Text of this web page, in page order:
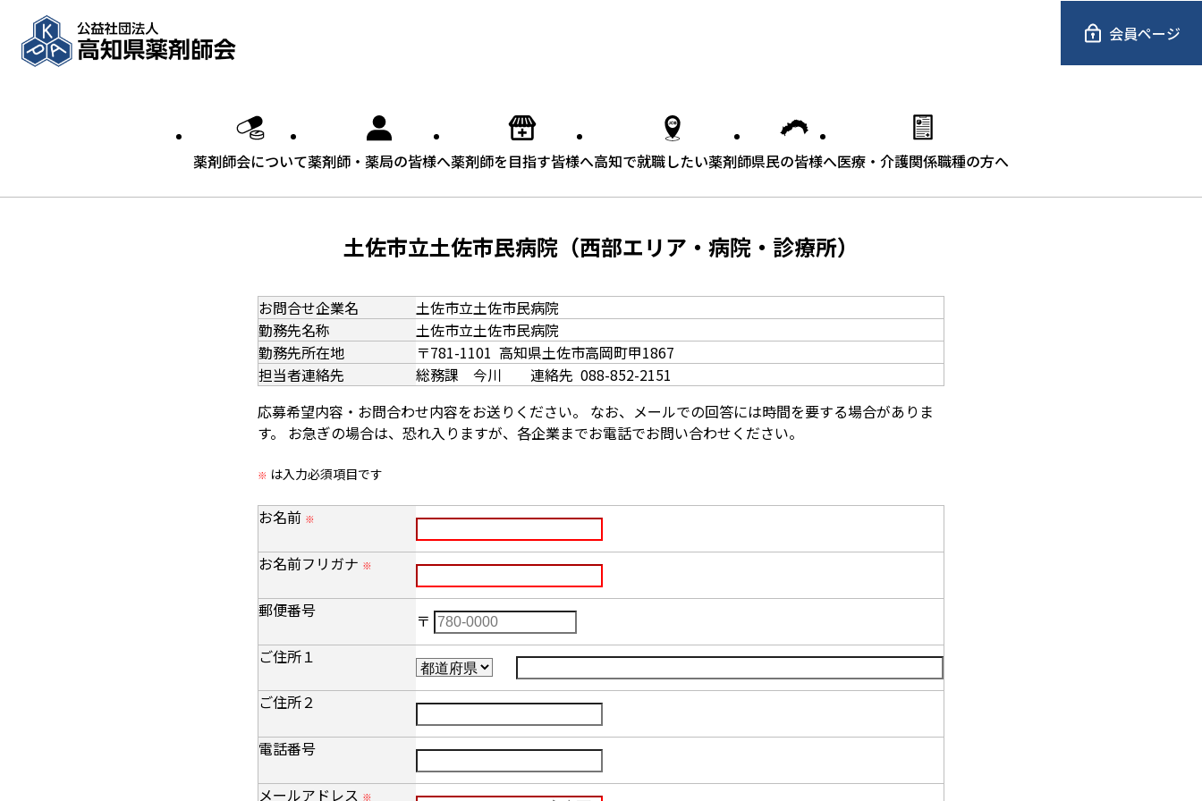
内容をスキップ
会員ページ
薬剤師会について薬剤師・薬局の皆様へ薬剤師を目指す皆様へ高知で就職したい薬剤師県民の皆様へ医療・介護関係職種の方へ
土佐市立土佐市民病院 （西部エリア・病院・診療所）
お問合せ企業名
土佐市立土佐市民病院
勤務先名称
土佐市立土佐市民病院
勤務先所在地
〒781-1101 高知県土佐市高岡町甲1867
担当者連絡先
総務課 今川 連絡先 088-852-2151
応募希望内容・お問合わせ内容をお送りください。 なお、メールでの回答には時間を要する場合がありま
す。 お急ぎの場合は、恐れ入りますが、各企業までお電話でお問い合わせください。
※ は入力必須項目です
お名前 ※
お名前フリガナ ※
郵便番号
〒
ご住所１
ご住所２
電話番号
メールアドレス ※